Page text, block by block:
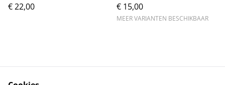
€ 22,00
€ 15,00
MEER VARIANTEN BESCHIKBAAR